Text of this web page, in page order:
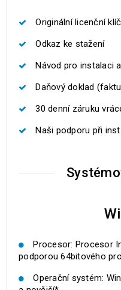
Originální licenční klíč
Odkaz ke stažení
Návod pro instalaci
Daňový doklad
30 denní záruku
Naši podporu při
Procesor: Procesor
podporou 64bitového
Operační systém: